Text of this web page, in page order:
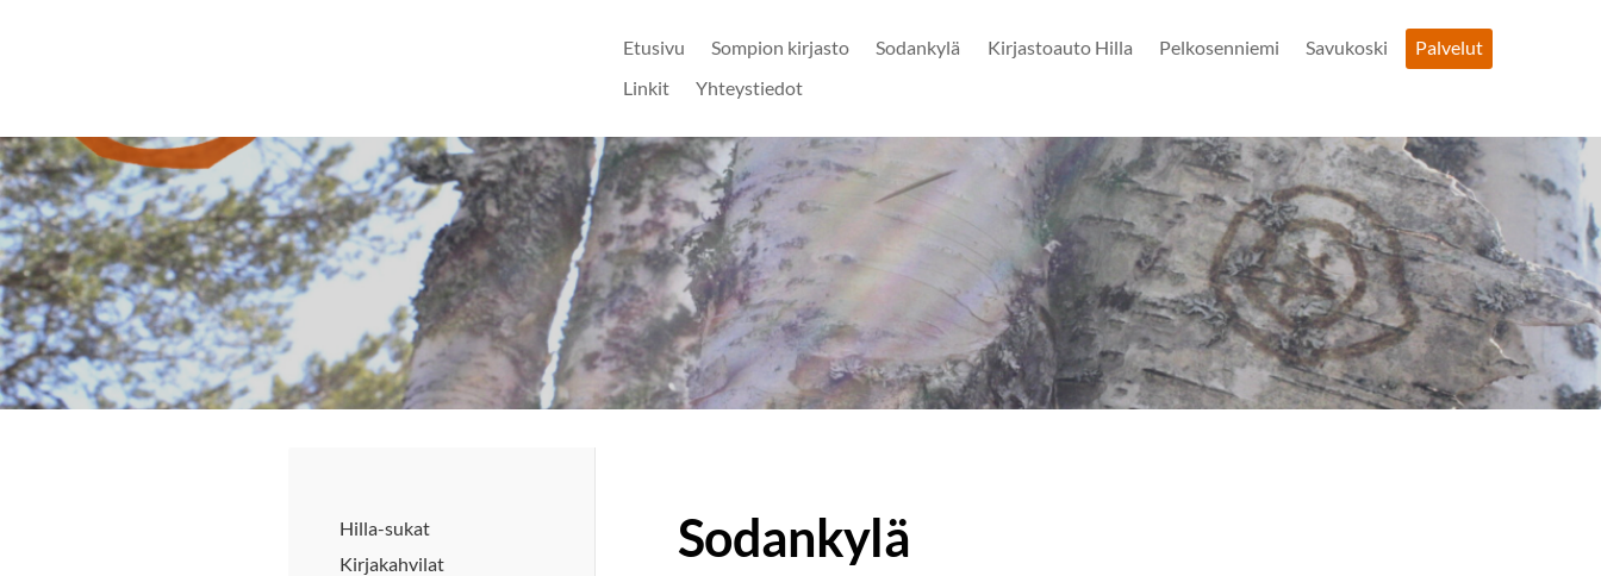
Etusivu Sompion kirjasto Sodankylä Kirjastoauto Hilla Pelkosenniemi Savukoski
Palvelut
Linkit
Yhteystiedot
Hilla-sukat
Kirjakahvilat
Sodankylä